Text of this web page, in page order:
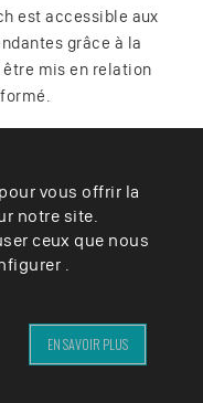
est accessible aux
grâce à la
être mis en relation
Cookies
©2025 –
vous offrir la
notre site.
ceux que nous
.
EN SAVOIR PLUS